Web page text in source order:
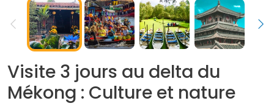
Visite 3 jours au delta du
Mékong : Culture et nature